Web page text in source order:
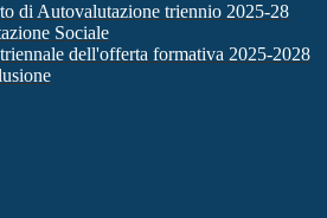
di Autovalutazione triennio 2025-28
Sociale
dell'offerta formativa 2025-2028